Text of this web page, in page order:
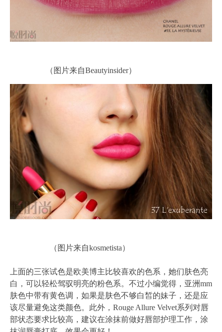
（图片来自Beautyinsider）
（图片来自kosmetista）
上面的三张试色是欧美博主比较喜欢的色系，她们肤色亮
白，可以轻松驾驭明亮的粉色系。不过小编觉得，亚洲mm
肤色中带有黄色调，如果是肤色不够白皙的妹子，还是应
该尽量避免这类颜色。此外，Rouge Allure Velvet系列对唇
部状态要求比较高，建议在涂抹前做好唇部护理工作，涂